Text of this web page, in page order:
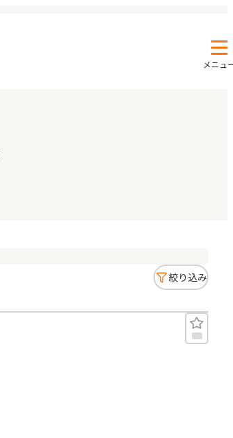
メニュ
絞り込み